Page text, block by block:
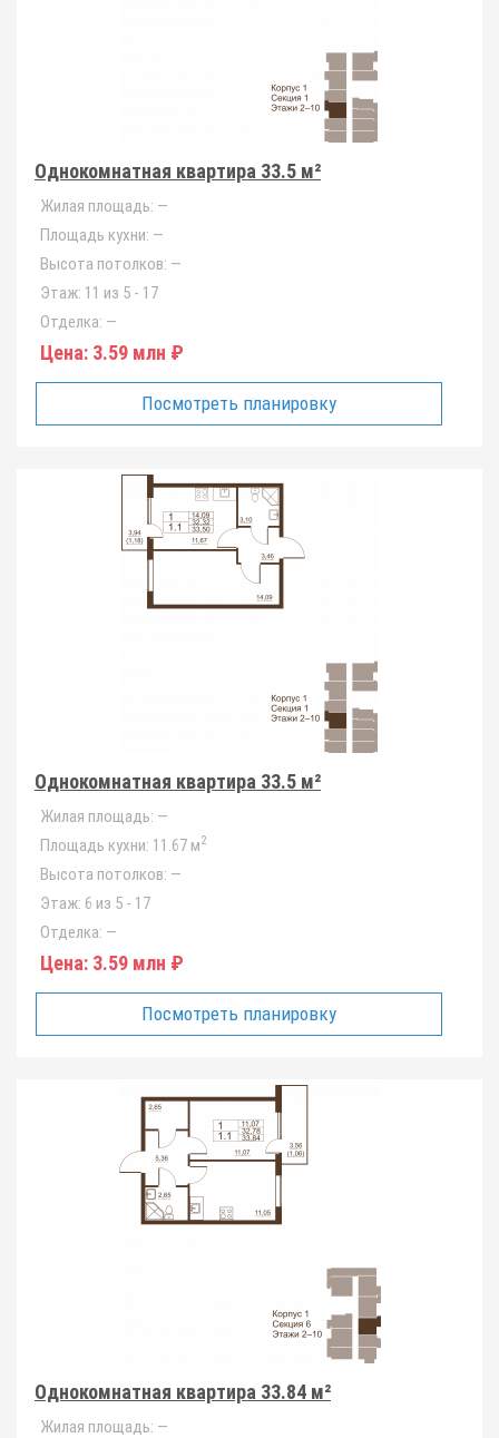
Однокомнатная квартира 33.5 м²
Жилая площадь: —
Площадь кухни: —
Высота потолков: —
Этаж: 11 из 5 - 17
Отделка: —
Цена: 3.59 млн ₽
Посмотреть планировку
Однокомнатная квартира 33.5 м²
Жилая площадь: —
Площадь кухни: 11.67 м2
Высота потолков: —
Этаж: 6 из 5 - 17
Отделка: —
Цена: 3.59 млн ₽
Посмотреть планировку
Однокомнатная квартира 33.84 м²
Жилая площадь: —